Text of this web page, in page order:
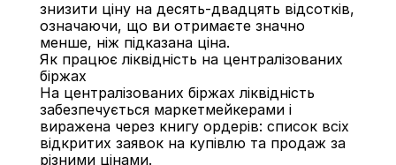
знизити ціну на десять-двадцять відсотків,
означаючи, що ви отримаєте значно
менше, ніж підказана ціна.
Як працює ліквідність на централізованих
біржах
На централізованих біржах ліквідність
забезпечується маркетмейкерами і
виражена через книгу ордерів: список всіх
відкритих заявок на купівлю та продаж за
різними цінами.